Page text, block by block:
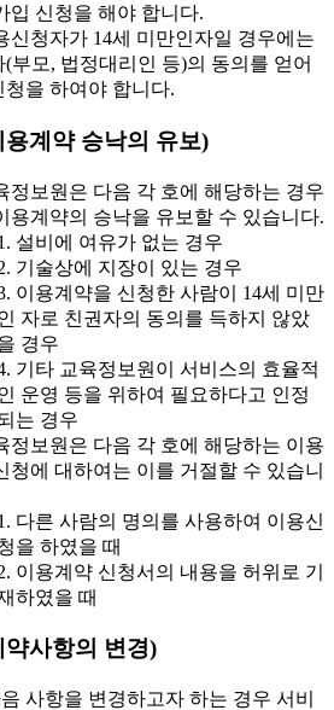
입 신청을 해야 합니다.
청자가 14세 미만인자일 경우에는
(부모, 법정대리인 등)의 동의를 얻어
청을 하여야 합니다.
용계약 승낙의 유보)
보원은 다음 각 호에 해당하는 경우
용계약의 승낙을 유보할 수 있습니다.
설비에 여유가 없는 경우
기술상에 지장이 있는 경우
이용계약을 신청한 사람이 14세 미만
자로 친권자의 동의를 득하지 않았
경우
기타 교육정보원이 서비스의 효율적
운영 등을 위하여 필요하다고 인정
는 경우
보원은 다음 각 호에 해당하는 이용
청에 대하여는 이를 거절할 수 있습니
다른 사람의 명의를 사용하여 이용신
을 하였을 때
이용계약 신청서의 내용을 허위로 기
하였을 때
약사항의 변경)
사항을 변경하고자 하는 경우 서비